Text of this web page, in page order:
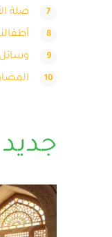
صلة
وسائل